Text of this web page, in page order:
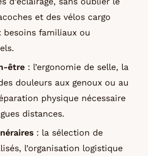
et des vélos cargo
besoins familiaux ou
être: l’ergonomie de selle, la
douleurs aux genoux ou au
physique nécessaire
distances.
: la sélection de
l’organisation logistique